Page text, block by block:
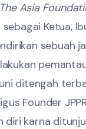
The Asia
Ketua,
sebuah
ditengah
Founder
diri karna